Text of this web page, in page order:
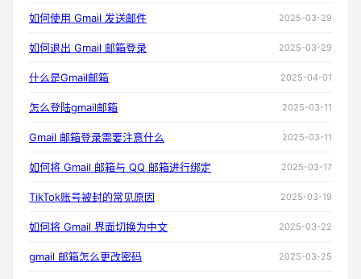
如何使用 Gmail 发送邮件 2025-03-29
如何退出 Gmail 邮箱登录 2025-03-29
什么是Gmail邮箱 2025-04-01
怎么登陆gmail邮箱 2025-03-11
Gmail 邮箱登录需要注意什么 2025-03-11
如何将 Gmail 邮箱与 QQ 邮箱进行绑定 2025-03-17
TikTok账号被封的常见原因 2025-03-19
如何将 Gmail 界面切换为中文 2025-03-22
gmail 邮箱怎么更改密码 2025-03-25